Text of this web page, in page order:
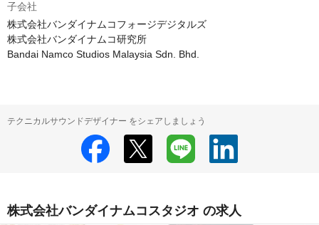
子会社
株式会社バンダイナムコフォージデジタルズ
株式会社バンダイナムコ研究所
Bandai Namco Studios Malaysia Sdn. Bhd.
テクニカルサウンドデザイナー をシェアしましょう
株式会社バンダイナムコスタジオ の求人